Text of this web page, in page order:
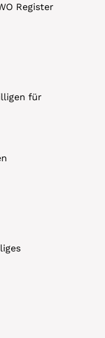
Register
für